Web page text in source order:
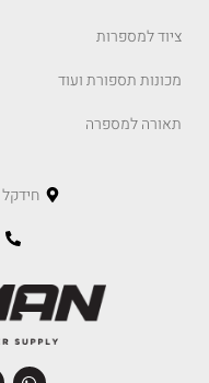
ציוד למספרות
מכונות תספורת ועוד
תאורה למספרה
חידקל 9 איזור התעשיה יבנה